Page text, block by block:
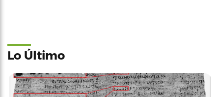
Lo Último